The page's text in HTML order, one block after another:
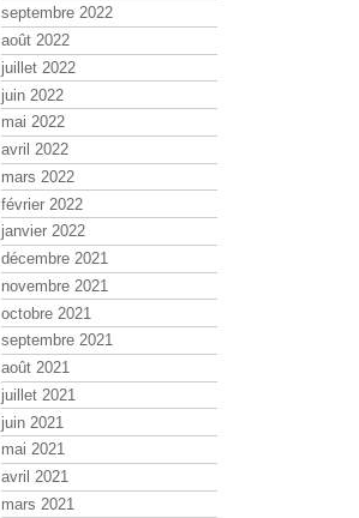
septembre 2022
août 2022
juillet 2022
juin 2022
mai 2022
avril 2022
mars 2022
février 2022
janvier 2022
décembre 2021
novembre 2021
octobre 2021
septembre 2021
août 2021
juillet 2021
juin 2021
mai 2021
avril 2021
mars 2021